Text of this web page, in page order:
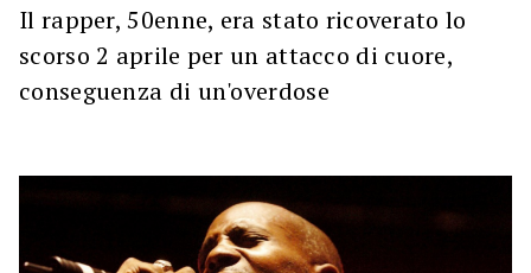
Il rapper, 50enne, era stato ricoverato lo
scorso 2 aprile per un attacco di cuore,
conseguenza di un'overdose